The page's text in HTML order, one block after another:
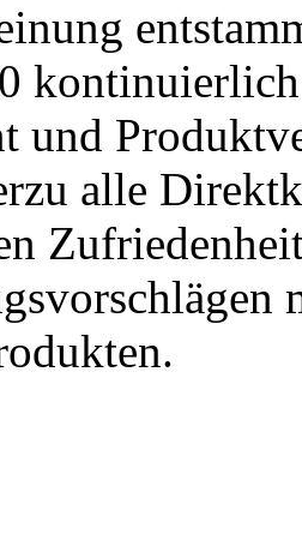
und
alle